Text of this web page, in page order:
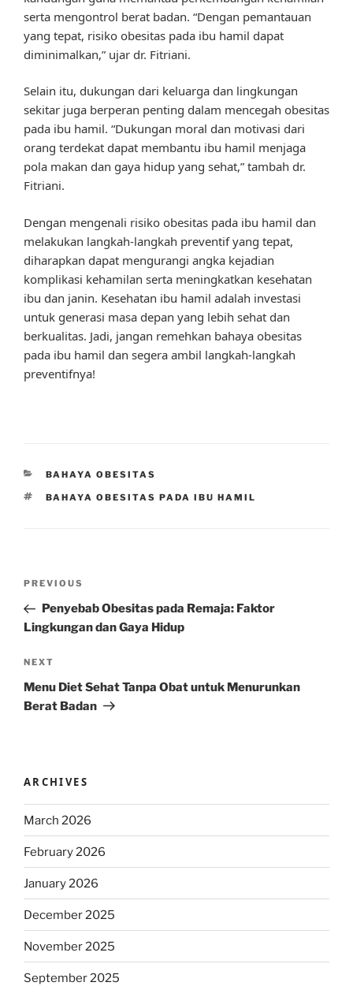
serta mengontrol berat badan. “Dengan pemantauan
yang tepat, risiko obesitas pada ibu hamil dapat
diminimalkan,” ujar dr. Fitriani.
Selain itu, dukungan dari keluarga dan lingkungan
sekitar juga berperan penting dalam mencegah obesitas
pada ibu hamil. “Dukungan moral dan motivasi dari
orang terdekat dapat membantu ibu hamil menjaga
pola makan dan gaya hidup yang sehat,” tambah dr.
Fitriani.
Dengan mengenali risiko obesitas pada ibu hamil dan
melakukan langkah-langkah preventif yang tepat,
diharapkan dapat mengurangi angka kejadian
komplikasi kehamilan serta meningkatkan kesehatan
ibu dan janin. Kesehatan ibu hamil adalah investasi
untuk generasi masa depan yang lebih sehat dan
berkualitas. Jadi, jangan remehkan bahaya obesitas
pada ibu hamil dan segera ambil langkah-langkah
preventifnya!
CATEGORIES
BAHAYA OBESITAS
TAGS
BAHAYA OBESITAS PADA IBU HAMIL
Previous
Post
PREVIOUS
Penyebab Obesitas pada Remaja: Faktor
Lingkungan dan Gaya Hidup
Next
Post
NEXT
Menu Diet Sehat Tanpa Obat untuk Menurunkan
Berat Badan
ARCHIVES
March 2026
February 2026
January 2026
December 2025
November 2025
September 2025